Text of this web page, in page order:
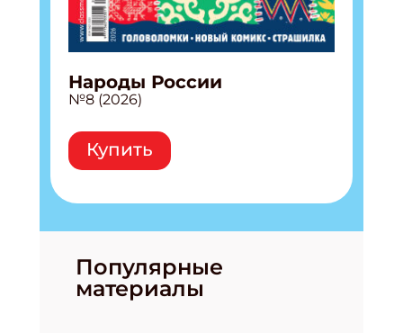
Народы России
№8 (2026)
Купить
Популярные
материалы